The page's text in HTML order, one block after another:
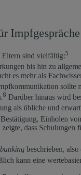
Impfgespräche
sind vielfältig:5
bis hin zu
es mehr als
sollte
8 Darüber hinaus wird
als übliche und
Einholen
dass
beschrieben,
kann eine